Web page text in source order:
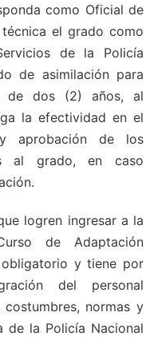
como Oficial de
el grado como
de la Policía
de asimilación para
de dos (2) años, al
la efectividad en el
aprobación de los
al grado, en caso
logren ingresar a la
de Adaptación
y tiene por
del personal
normas y
de la Policía Nacional